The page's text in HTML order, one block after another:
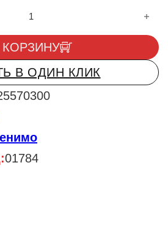
газа HOWO 2010 L=220см
КОРЗИНУ
В ОДИН КЛИК
01784